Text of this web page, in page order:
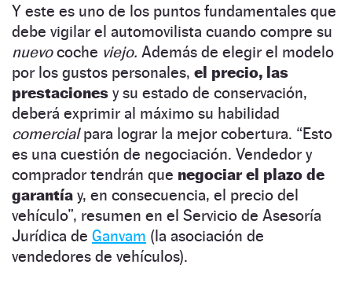
Y este es uno de los puntos fundamentales que
debe vigilar el automovilista cuando compre su
nuevocoche viejo. Además de elegir el modelo
por los gustos personales, el precio, las
prestaciones y su estado de conservación,
deberá exprimir al máximo su habilidad
comercialpara lograr la mejor cobertura. “Esto
es una cuestión de negociación. Vendedor y
comprador tendrán que negociar el plazo de
garantía y, en consecuencia, el precio del
vehículo”, resumen en el Servicio de Asesoría
Jurídica de Ganvam (la asociación de
vendedores de vehículos).